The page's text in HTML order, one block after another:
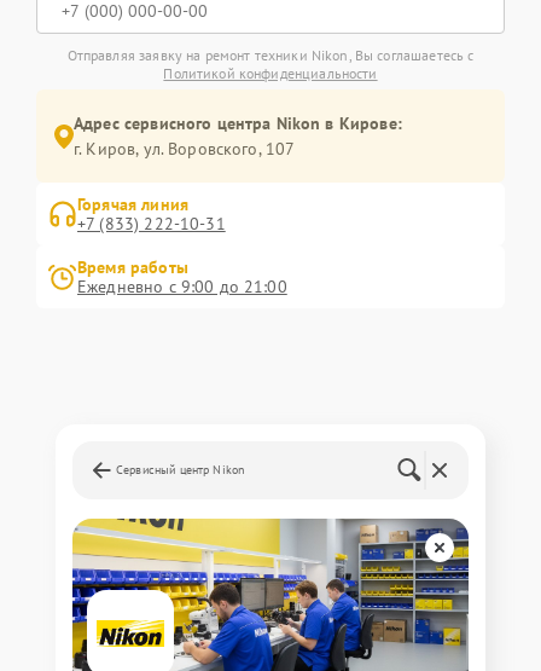
Отправляя заявку на ремонт техники Nikon, Вы соглашаетесь с
Политикой конфиденциальности
Адрес сервисного центра Nikon в Кирове:
г. Киров, ул. Воровского, 107
Горячая линия
+7 (833) 222-10-31
Время работы
Ежедневно с 9:00 до 21:00
Сервисный центр Nikon